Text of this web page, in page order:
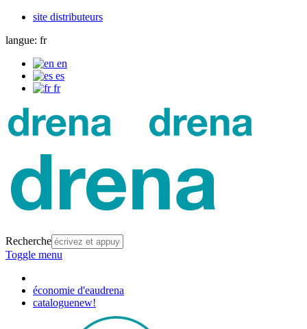
site distributeurs
langue: fr
en
es
fr
Recherche
Toggle menu
économie d'eaudrena
cataloguenew!